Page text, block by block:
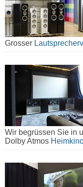
Grosser
Wir begrüssen Sie in
Dolby Atmos